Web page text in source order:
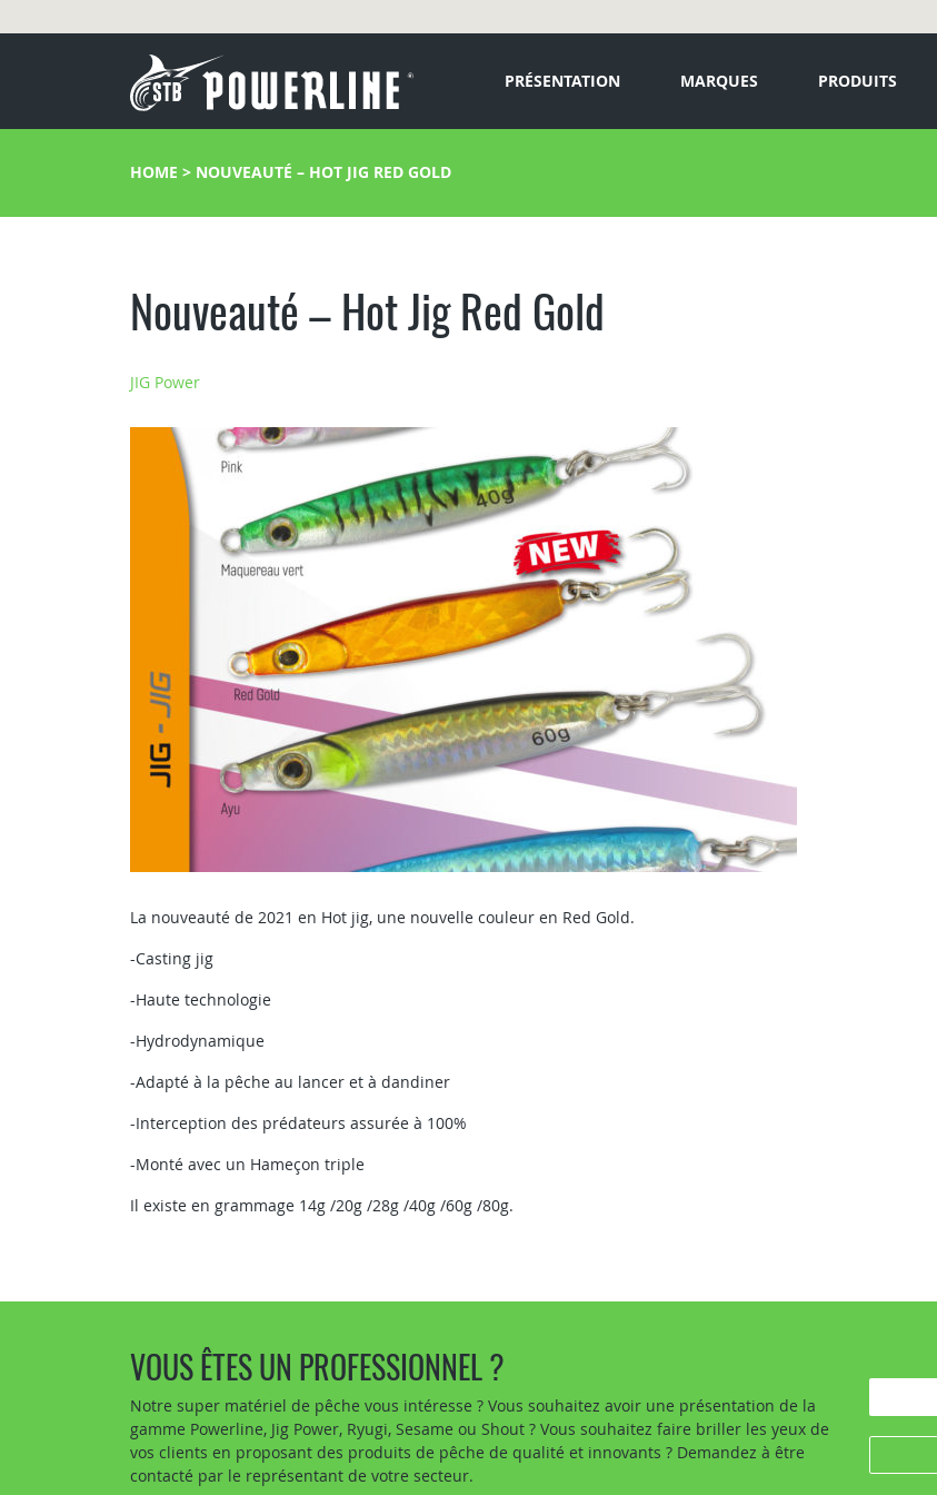
PRÉSENTATION MARQUES PRODUITS
HOME > NOUVEAUTÉ – HOT JIG RED GOLD
Nouveauté – Hot Jig Red Gold
JIG Power
La nouveauté de 2021 en Hot jig, une nouvelle couleur en Red Gold.
-Casting jig
-Haute technologie
-Hydrodynamique
-Adapté à la pêche au lancer et à dandiner
-Interception des prédateurs assurée à 100%
-Monté avec un Hameçon triple
Il existe en grammage 14g /20g /28g /40g /60g /80g.
VOUS ÊTES UN PROFESSIONNEL ?
Notre super matériel de pêche vous intéresse ? Vous souhaitez avoir une présentation de la
gamme Powerline, Jig Power, Ryugi, Sesame ou Shout ? Vous souhaitez faire briller les yeux de
vos clients en proposant des produits de pêche de qualité et innovants ? Demandez à être
contacté par le représentant de votre secteur.